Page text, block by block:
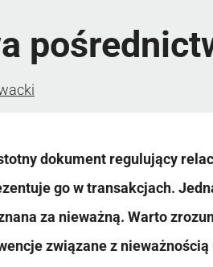
dokument regulujący
go w transakcjach.
za nieważną. Warto
związane z nieważnością